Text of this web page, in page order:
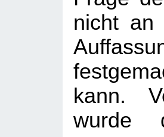
nicht an
kann.
wurde